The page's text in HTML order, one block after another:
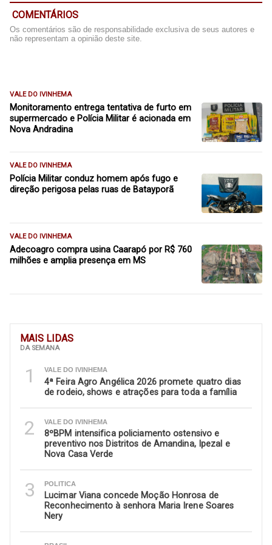
MAIS LIDAS
DA SEMANA
1 VALE DO IVINHEMA
4ª Feira Agro Angélica 2026 promete quatro dias
de rodeio, shows e atrações para toda a família
2 VALE DO IVINHEMA
8ºBPM intensifica policiamento ostensivo e
preventivo nos Distritos de Amandina, Ipezal e
Nova Casa Verde
3 POLITICA
Lucimar Viana concede Moção Honrosa de
Reconhecimento à senhora Maria Irene Soares
Nery
COMENTÁRIOS
Os comentários são de responsabilidade exclusiva de seus autores e
não representam a opinião deste site.
VALE DO IVINHEMA
Monitoramento entrega tentativa de furto em
supermercado e Polícia Militar é acionada em
Nova Andradina
VALE DO IVINHEMA
Polícia Militar conduz homem após fugo e
direção perigosa pelas ruas de Batayporã
VALE DO IVINHEMA
Adecoagro compra usina Caarapó por R$ 760
milhões e amplia presença em MS